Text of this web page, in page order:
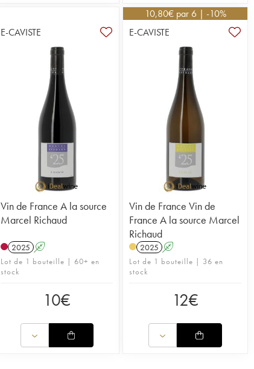
E-CAVISTE
Vin de France A la source
Marcel Richaud
2025 A
Lot de 1 bouteille | 60+ en
stock
10€
10,80€ par 6 | -10%
E-CAVISTE
Vin de France Vin de
France A la source Marcel
Richaud
2025 A
Lot de 1 bouteille | 36 en
stock
12€